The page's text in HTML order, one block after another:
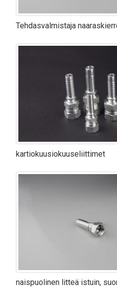
Tehdasvalmistaja
kartiokuusiokuuseliittimet
naispuolinen litteä istuin,